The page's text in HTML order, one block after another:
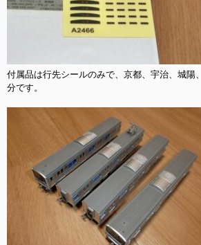
付属品は行先シールのみで、京都、宇治、城
分です。